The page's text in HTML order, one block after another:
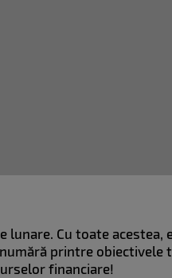
lunare. Cu toate
printre
financiare!